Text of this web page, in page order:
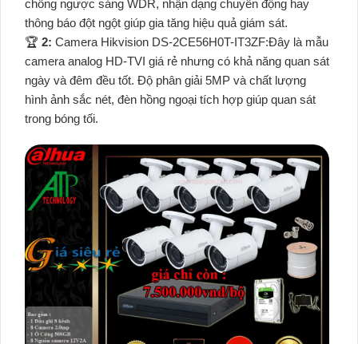
chống ngược sáng WDR, nhận dạng chuyển động hay
thông báo đột ngột giúp gia tăng hiệu quả giám sát.
️🏆 2: Camera Hikvision DS-2CE56H0T-IT3ZF:Đây là mẫu
camera analog HD-TVI giá rẻ nhưng có khả năng quan sát
ngày và đêm đều tốt. Độ phân giải 5MP và chất lượng
hình ảnh sắc nét, đèn hồng ngoại tích hợp giúp quan sát
trong bóng tối.